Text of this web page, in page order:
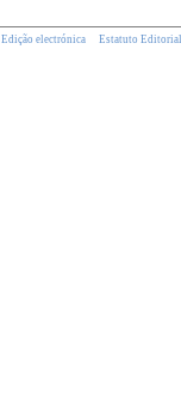
Edição electrónica Estatuto Editorial